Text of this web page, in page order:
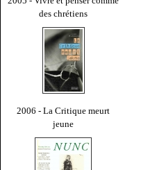
des chrétiens
2006 - La Critique meurt
jeune